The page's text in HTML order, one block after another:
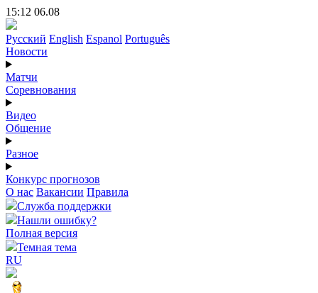
15:12 06.08
Русский English Espanol Português
Новости
Матчи
Соревнования
Видео
Общение
Разное
Конкурс прогнозов
О нас Вакансии Правила
Служба поддержки
Нашли ошибку?
Полная версия
Темная тема
RU